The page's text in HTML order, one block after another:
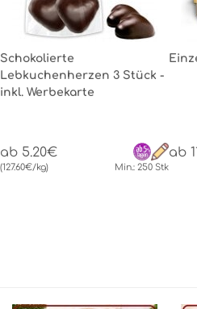
Schokolierte
Lebkuchenherzen 3 Stück -
inkl. Werbekarte
ab 5.20€
(127.60€/kg) Min.: 250 Stk
ab